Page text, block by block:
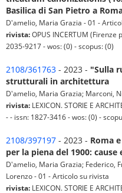
Basilica di San Pietro a
D'amelio, Maria Grazia - 01 -
rivista:OPUS INCERTUM
2035-9217 - wos: (0) - scopus: (0)
2108/361763 - 2023 - "Sulla
strutturali in architettura
D'amelio, Maria Grazia; Marconi,
rivista: LEXICON. STORIE E
- - issn: 1827-3416 - wos: (0) -
2108/397197 - 2023 - Roma
per la piena del 1900:
D'amelio, Maria Grazia; Federico,
Lorenzo - 01 - Articolo su rivista
rivista: LEXICON. STORIE E